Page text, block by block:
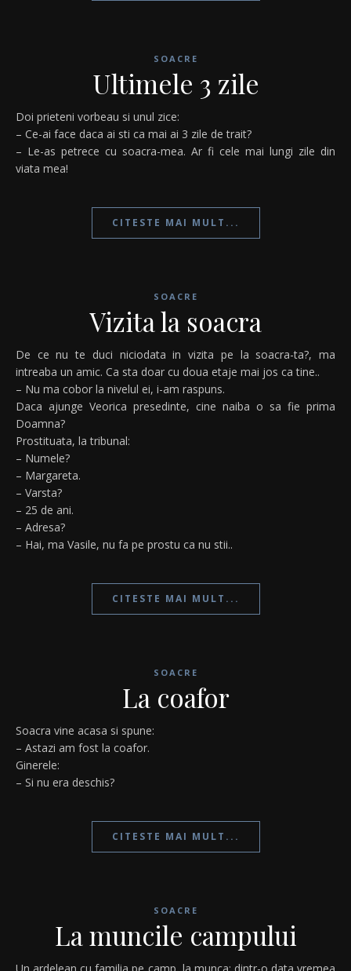
SOACRE
Ultimele 3 zile
Doi prieteni vorbeau si unul zice:
– Ce-ai face daca ai sti ca mai ai 3 zile de trait?
– Le-as petrece cu soacra-mea. Ar fi cele mai lungi zile din
viata mea!
CITESTE MAI MULT...
SOACRE
Vizita la soacra
De ce nu te duci niciodata in vizita pe la soacra-ta?, ma
intreaba un amic. Ca sta doar cu doua etaje mai jos ca tine..
– Nu ma cobor la nivelul ei, i-am raspuns.
Daca ajunge Veorica presedinte, cine naiba o sa fie prima
Doamna?
Prostituata, la tribunal:
– Numele?
– Margareta.
– Varsta?
– 25 de ani.
– Adresa?
– Hai, ma Vasile, nu fa pe prostu ca nu stii..
CITESTE MAI MULT...
SOACRE
La coafor
Soacra vine acasa si spune:
– Astazi am fost la coafor.
Ginerele:
– Si nu era deschis?
CITESTE MAI MULT...
SOACRE
La muncile campului